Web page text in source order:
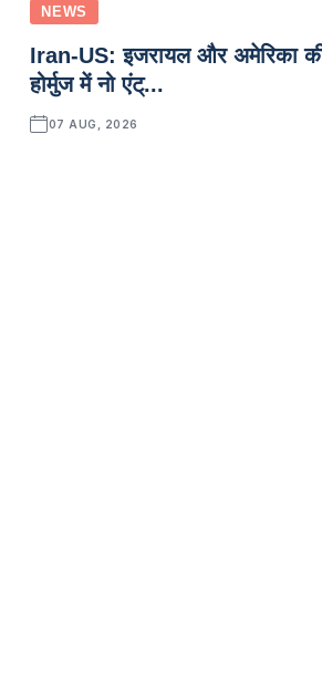
NEWS
Iran-US: इजरायल और अमेरिका
होर्मुज में नो एंट्...
07 AUG, 2026